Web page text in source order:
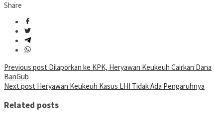
Share
Post
navigation
Previous post Dilaporkan ke KPK, Heryawan Keukeuh Cairkan Dana
BanGub
Next post Heryawan Keukeuh Kasus LHI Tidak Ada Pengaruhnya
Related posts